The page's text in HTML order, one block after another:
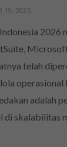
19, 2025
2026
telah
operasional
adalah
di skalabilitas